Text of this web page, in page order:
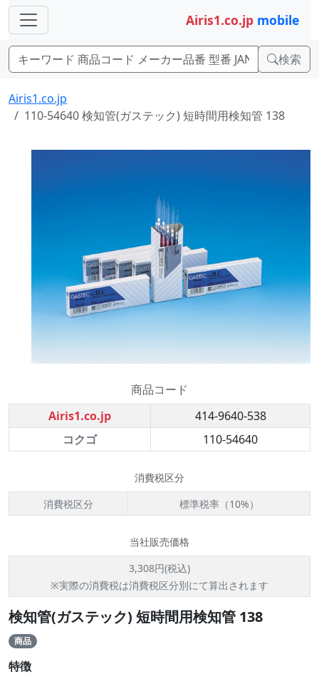
Airis1.co.jp mobile
検索
Airis1.co.jp
110-54640 検知管(ガステック) 短時間用検知管 138
商品コード
Airis1.co.jp
414-9640-538
コクゴ
110-54640
消費税区分
消費税区分
標準税率（10%）
当社販売価格
3,308円(税込)
※実際の消費税は消費税区分別にて算出されます
検知管(ガステック) 短時間用検知管 138
商品
特徴